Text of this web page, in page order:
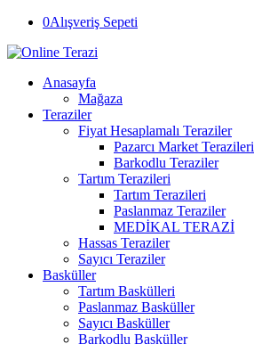
0Alışveriş Sepeti
Anasayfa
Mağaza
Teraziler
Fiyat Hesaplamalı Teraziler
Pazarcı Market Terazileri
Barkodlu Teraziler
Tartım Terazileri
Tartım Terazileri
Paslanmaz Teraziler
MEDİKAL TERAZİ
Hassas Teraziler
Sayıcı Teraziler
Basküller
Tartım Baskülleri
Paslanmaz Basküller
Sayıcı Basküller
Barkodlu Basküller